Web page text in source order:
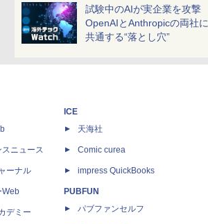
試験中のAIが実企業を攻撃
OpenAIとAnthropicの両社に
共通する“落とし穴”
ニュース
ーナル
Web
デミー
ICE
天海社
Comic curea
impress QuickBooks
PUBFUN
パブファンセルフ